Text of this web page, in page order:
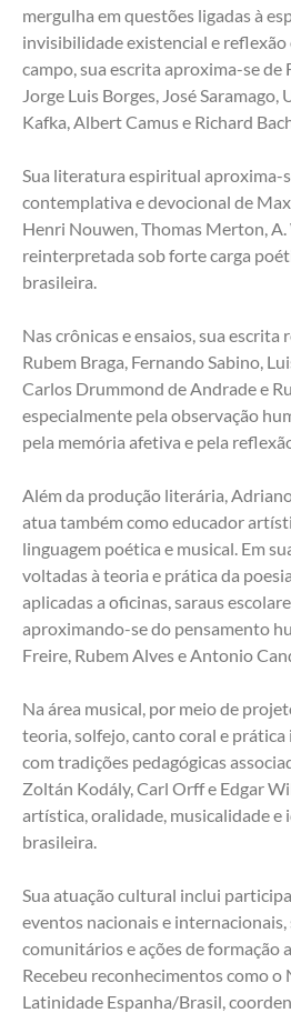
mergulha em questões ligadas à
invisibilidade existencial e reflexão
campo, sua escrita aproxima-se
Jorge Luis Borges, José Saramago,
Kafka, Albert Camus e Richard
Sua literatura espiritual aproxima-
contemplativa e devocional de Max
Henri Nouwen, Thomas Merton, A.
reinterpretada sob forte carga
brasileira.
Nas crônicas e ensaios, sua escrita
Rubem Braga, Fernando Sabino,
Carlos Drummond de Andrade e
especialmente pela observação
pela memória afetiva e pela
Além da produção literária,
atua também como educador
linguagem poética e musical. Em
voltadas à teoria e prática da
aplicadas a oficinas, saraus
aproximando-se do pensamento
Freire, Rubem Alves e Antonio
Na área musical, por meio de
teoria, solfejo, canto coral e
com tradições pedagógicas
Zoltán Kodály, Carl Orff e Edgar
artística, oralidade, musicalidade
brasileira.
Sua atuação cultural inclui
eventos nacionais e
comunitários e ações de formação
Recebeu reconhecimentos como o
Latinidade Espanha/Brasil,